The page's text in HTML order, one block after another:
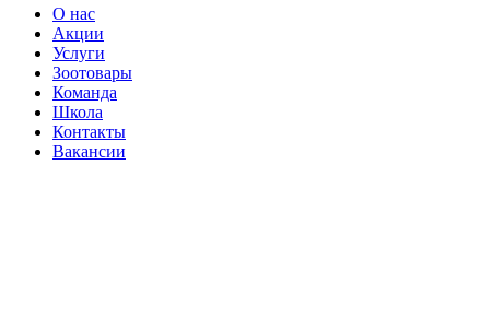
О нас
Акции
Услуги
Зоотовары
Команда
Школа
Контакты
Вакансии